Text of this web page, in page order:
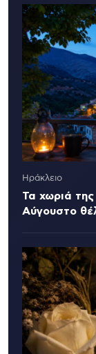
Ηράκλειο
Τα χωριά
Αύγουστο